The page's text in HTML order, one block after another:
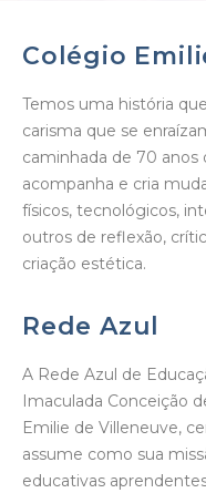
Colégio
Temos uma história
carisma que se
caminhada de 70 anos
acompanha e cria
físicos, tecnológicos,
outros de reflexão,
criação estética.
Rede Azul
A Rede Azul de
Imaculada Conceição
Emilie de Villeneuve,
assume como sua
educativas